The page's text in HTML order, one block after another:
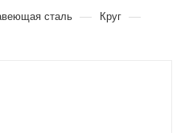
сталь — Круг —